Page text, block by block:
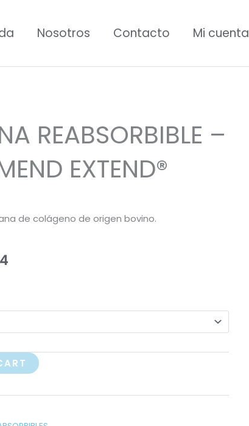
Nosotros Contacto Mi cuenta
REABSORBIBLE –
EXTEND®
de colágeno de origen bovino.
$143,14
through
$219,74